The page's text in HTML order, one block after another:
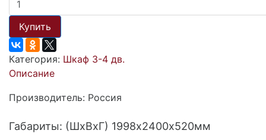
Купить
Категория: Шкаф 3-4 дв.
Описание
Производитель: Россия
Габариты: (ШхВхГ) 1998х2400х520мм